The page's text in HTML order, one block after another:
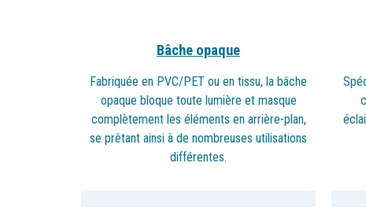
Bâche opaque
Fabriquée en PVC/PET ou en tissu, la bâche
opaque bloque toute lumière et masque
complètement les éléments en arrière-plan,
se prêtant ainsi à de nombreuses utilisations
différentes.